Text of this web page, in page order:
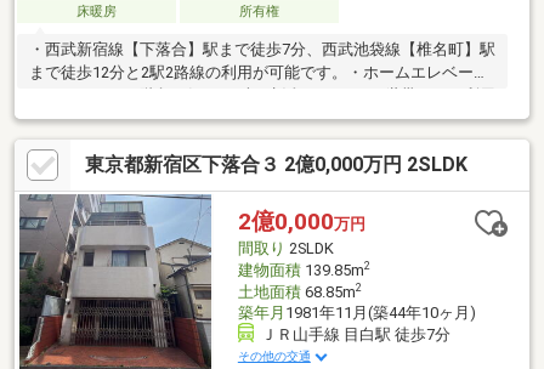
床暖房
所有権
・西武新宿線【下落合】駅まで徒歩7分、西武池袋線【椎名町】駅
まで徒歩12分と2駅2路線の利用が可能です。・ホームエレベータ
も可能です。・LDKは約19.7帖あります。・キッチン・浴室・洗
面室・お手洗いなど各種水回りには窓が設置されております。・
各居室に収納があります。・約4帖相当の屋根裏収納がありま
す。・キッチンに床下収納があります。・システムキッチンは、
リビングを見渡せるカウンター式。・キッチンにはパントリー収
納があります。・リビングダイニング部分には足元から温まる床
暖房が設置されています。
東京都新宿区下落合３ 2億0,000万円 2SLDK
2億0,000万円
間取り 2SLDK
建物面積139.85m2
土地面積68.85m2
築年月 1981年11月(築44年10ヶ月)
ＪＲ山手線 目白駅 徒歩7分
その他の交通